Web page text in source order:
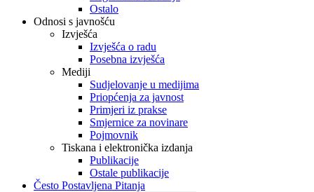
Ostalo
Odnosi s javnošću
Izvješća
Izvješća o radu
Posebna izvješća
Mediji
Sudjelovanje u medijima
Priopćenja za javnost
Primjeri iz prakse
Smjernice za novinare
Pojmovnik
Tiskana i elektronička izdanja
Publikacije
Ostale publikacije
Često Postavljena Pitanja